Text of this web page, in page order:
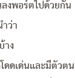
ลงพอร์ตไปด้วยกัน
ำว่า
าง
ดดเด่นและมีตัวตน